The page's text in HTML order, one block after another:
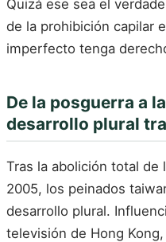
Quizá ese sea el
de la prohibición capilar
imperfecto tenga
De la posguerra a
desarrollo plural
Tras la abolición total de
2005, los peinados
desarrollo plural.
televisión de Hong